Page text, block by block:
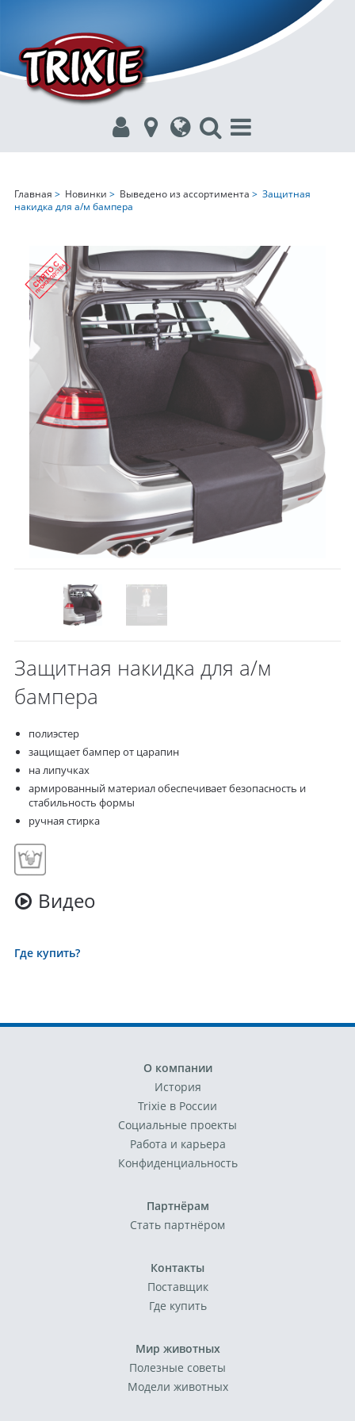
Главная > Новинки > Выведено из ассортимента > Защитная
накидка для а/м бампера
Защитная накидка для а/м
бампера
полиэстер
защищает бампер от царапин
на липучках
армированный материал обеспечивает безопасность и
стабильность формы
ручная стирка
Видео
Где купить?
О компании
История
Trixie в России
Социальные проекты
Работа и карьера
Конфиденциальность
Партнёрам
Стать партнёром
Контакты
Поставщик
Где купить
Мир животных
Полезные советы
Модели животных